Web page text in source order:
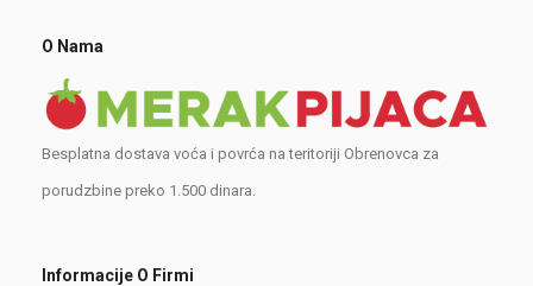
O Nama
Besplatna dostava voća i povrća na teritoriji Obrenovca za
porudzbine preko 1.500 dinara.
Informacije O Firmi